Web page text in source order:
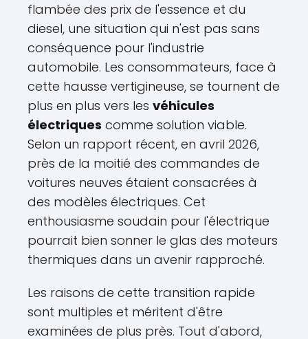
flambée des prix de l'essence et du
diesel, une situation qui n'est pas sans
conséquence pour l'industrie
automobile. Les consommateurs, face à
cette hausse vertigineuse, se tournent de
plus en plus vers les véhicules
électriques comme solution viable.
Selon un rapport récent, en avril 2026,
près de la moitié des commandes de
voitures neuves étaient consacrées à
des modèles électriques. Cet
enthousiasme soudain pour l'électrique
pourrait bien sonner le glas des moteurs
thermiques dans un avenir rapproché.
Les raisons de cette transition rapide
sont multiples et méritent d'être
examinées de plus près. Tout d'abord,